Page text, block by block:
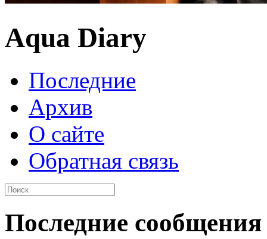
Aqua Diary
Последние
Архив
О сайте
Обратная связь
Последние сообщения